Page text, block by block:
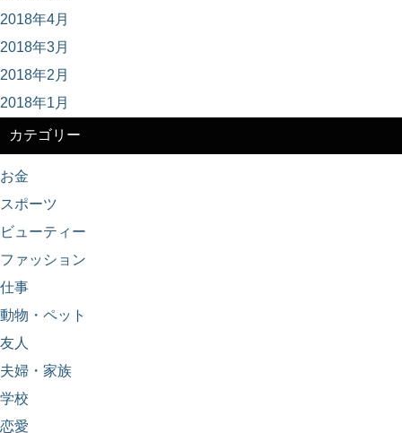
2018年4月
2018年3月
2018年2月
2018年1月
カテゴリー
お金
スポーツ
ビューティー
ファッション
仕事
動物・ペット
友人
夫婦・家族
学校
恋愛